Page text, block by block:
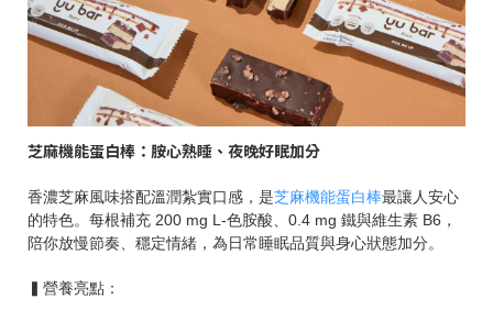
芝麻機能蛋白棒：胺心熟睡、夜晚好眠加分
香濃芝麻風味搭配溫潤紮實口感，是芝麻機能蛋白棒最讓人安心
的特色。每根補充 200 mg L-色胺酸、0.4 mg 鐵與維生素 B6，
陪你放慢節奏、穩定情緒，為日常睡眠品質與身心狀態加分。
▍營養亮點：